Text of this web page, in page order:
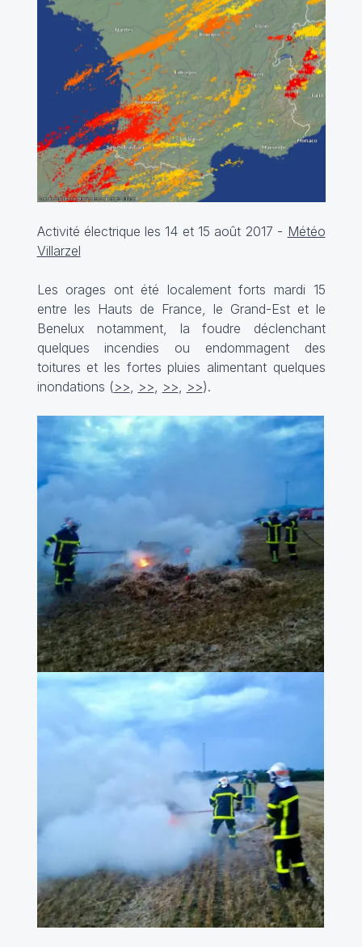
Activité électrique les 14 et 15 août 2017 - Météo
Villarzel
Les orages ont été localement forts mardi 15
entre les Hauts de France, le Grand-Est et le
Benelux notamment, la foudre déclenchant
quelques incendies ou endommagent des
toitures et les fortes pluies alimentant quelques
inondations (>>, >>, >>, >>).